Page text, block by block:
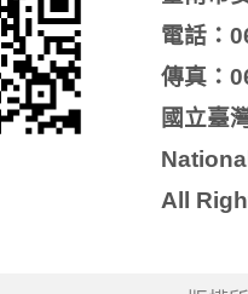
電話：
傳真：
國立臺
All